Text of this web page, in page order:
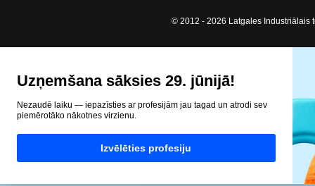
© 2012 - 2026 Latgales Industriālais
Uzņemšana sāksies 29. jūnijā!
Nezaudē laiku — iepazīsties ar profesijām jau tagad un atrodi sev
piemērotāko nākotnes virzienu.
Izvēlēties profesiju